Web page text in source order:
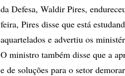
da Defesa, Waldir Pires,
feira, Pires disse que está
aquartelados e advertiu os
O ministro também disse que a
e de soluções para o setor